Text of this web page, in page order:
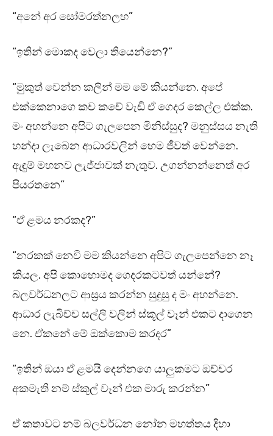
“අනේ අර සෝමරත්නලහ”
“ඉතින් මොකද වෙලා තියෙන්නෙ?”
“මුකුත් වෙන්න කලින් මම මේ කියන්නෙ. අපේ
එක්කෙනාගෙ කච කචේ වැඩි ඒ ගෙදර කෙල්ල එක්ක.
මං අහන්නෙ අපිට ගැලපෙන මිනිස්සුද? මනුස්සය නැති
හන්දා ලැබෙන ආධාරවලින් හෙම ජීවත් වෙන්නෙ.
ඇඳුම් මහනව ලැජ්ජාවක් නැතුව. උගන්නන්නෙත් අර
පියරතනෙ”
“ඒ ළමය නරකද?”
“නරකක් නෙවි මම කියන්නෙ අපිට ගැලපෙන්නෙ නෑ
කියල. අපි කොහොමද ගෙදරකටවත් යන්නේ?
බලවර්ධනලට ආස්‍රය කරන්න සුදුසු ද මං අහන්නෙ.
ආධාර ලැබිච්ච සල්ලි වලින් ස්කූල් වෑන් එකට දාගෙන
නෙ. ඒකනේ මේ ඔක්කොම කරදර”
“ඉතින් ඔයා ඒ ළමයි දෙන්නගෙ යාලුකමට ඔච්චර
අකමැති නම් ස්කූල් වෑන් එක මාරු කරන්න”
ඒ කතාවට නම් බලවර්ධන නෝන මහත්තය දිහා